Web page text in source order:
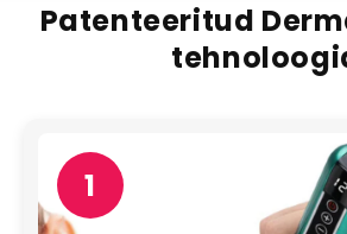
Patenteeritud
1